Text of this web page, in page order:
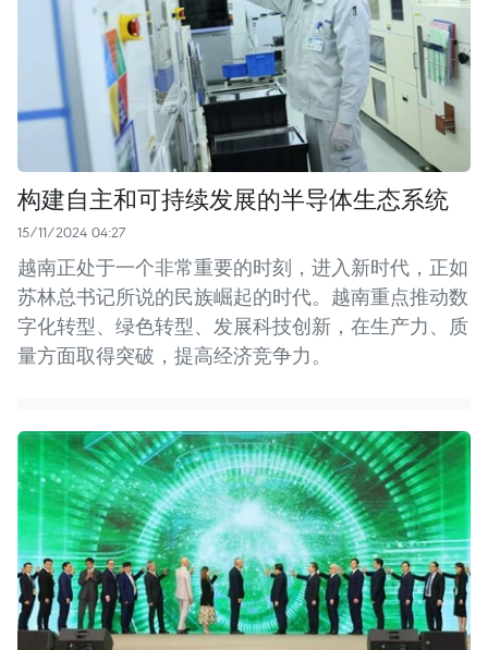
构建自主和可持续发展的半导体生态系统
15/11/2024 04:27
越南正处于一个非常重要的时刻，进入新时代，正如
苏林总书记所说的民族崛起的时代。越南重点推动数
字化转型、绿色转型、发展科技创新，在生产力、质
量方面取得突破，提高经济竞争力。